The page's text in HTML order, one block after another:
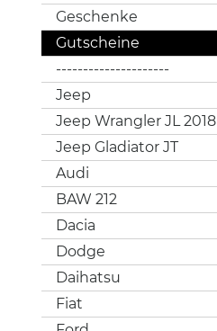
Geschenke
Gutscheine
---------------------
Jeep
Jeep Wrangler JL 2018
Jeep Gladiator JT
Audi
BAW 212
Dacia
Dodge
Daihatsu
Fiat